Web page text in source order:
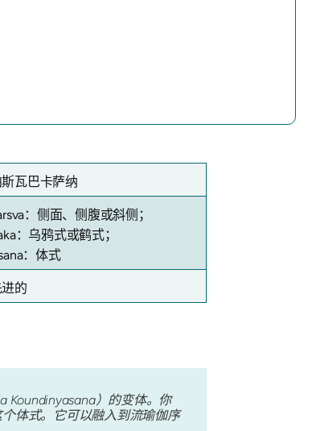
斯瓦巴卡萨纳
：侧面、侧腹或斜侧；
：乌鸦式或鹤式；
：体式
的
Koundinyasana）的变体。你
体式。它可以融入到流瑜伽序